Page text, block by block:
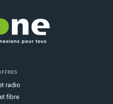
radio
fibre